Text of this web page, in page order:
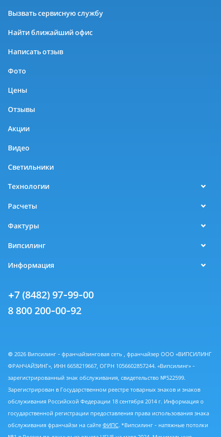
Вызвать сервисную службу
Найти ближайший офис
Написать отзыв
Фото
Цены
Отзывы
Акции
Видео
Светильники
Технологии
Расчеты
Фактуры
Випсилинг
Информация
+7 (8482) 97-99-00
8 800 200-00-92
© 2026 Випсилинг - франчайзинговая сеть , франчайзер ООО «ВИПСИЛИНГ
ФРАНЧАЙЗИНГ», ИНН 6658219667, ОГРН 1056602857244. «Випсилинг» -
зарегистрированный знак обслуживания, свидетельство №522599.
Зарегистрирован в Государственном реестре товарных знаков и знаков
обслуживания Российской Федерации 18 сентября 2014 г. Информация о
государственной регистрации предоставления права использования знака
обслуживания франчайзи на сайте ФИПС. *Випсилинг - натяжные потолки